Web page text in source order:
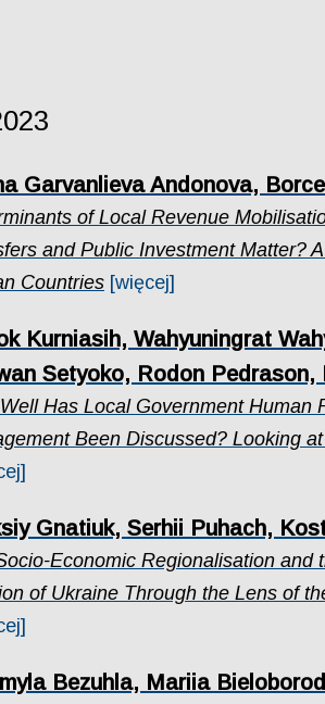
Garvanlieva Andonova,
of Local Revenue
and Public Investment Matter?
Countries [więcej]
Kurniasih, Wahyuningrat
Setyoko, Rodon Pedrason,
Has Local Government Human
Been Discussed? Looking
Gnatiuk, Serhii Puhach,
Economic Regionalisation and
of Ukraine Through the Lens of
Bezuhla, Mariia